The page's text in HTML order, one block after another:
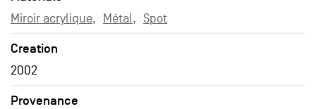
Miroir acrylique Métal Spot
Creation
2002
Provenance